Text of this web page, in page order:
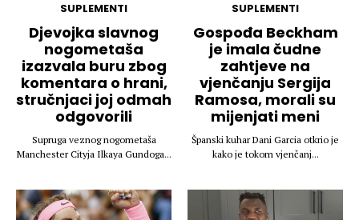
SUPLEMENTI
Djevojka slavnog
nogometaša
izazvala buru zbog
komentara o hrani,
stručnjaci joj odmah
odgovorili
Supruga veznog nogometaša
Manchester Cityja Ilkaya Gundoga...
SUPLEMENTI
Gospođa Beckham
je imala čudne
zahtjeve na
vjenčanju Sergija
Ramosa, morali su
mijenjati meni
Španski kuhar Dani Garcia otkrio je
kako je tokom vjenčanj...